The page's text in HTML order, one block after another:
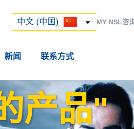
中文 (中国)
中文 (中国) MY NSL咨
新闻 联系方式
产品"